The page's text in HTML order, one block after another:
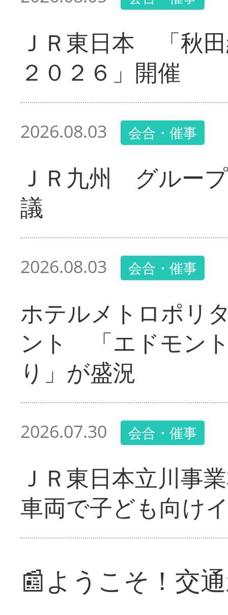
ＪＲ東日本 「秋
２０２６」開催
2026.08.03 会合・催事
ＪＲ九州 グルー
議
2026.08.03 会合・催事
ホテルメトロポリ
ント 「エドモン
り」が盛況
2026.07.30 会合・催事
ＪＲ東日本立川事
車両で子ども向け
📰ようこそ！交